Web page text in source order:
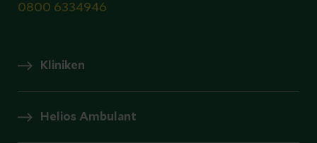
0800 6334946
Kliniken
Helios Ambulant